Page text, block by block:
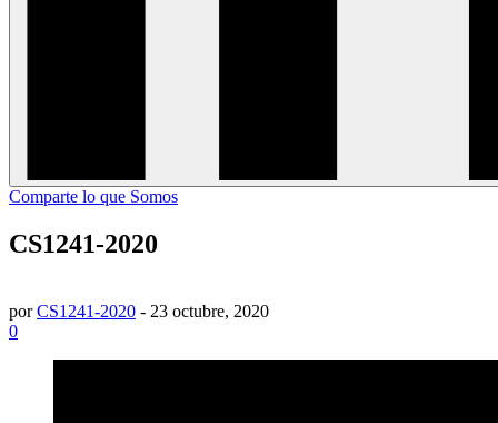
Comparte lo que Somos
CS1241-2020
porCS1241-2020 - 23 octubre, 2020
0